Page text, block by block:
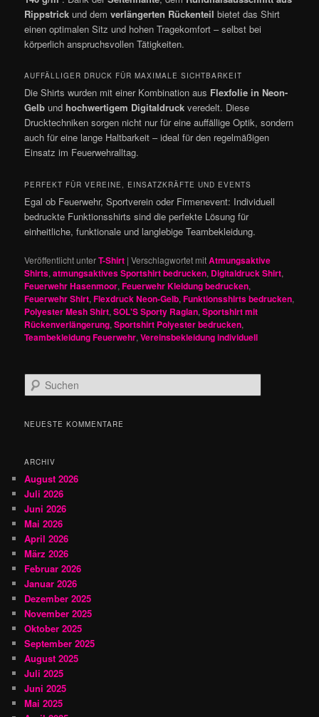
Rippstrick und demverlängerten Rückenteil bietet das Shirt
einen optimalen Sitz und hohen Tragekomfort – selbst bei
körperlich anspruchsvollen Tätigkeiten.
AUFFÄLLIGER DRUCK FÜR MAXIMALE SICHTBARKEIT
Die Shirts wurden mit einer Kombination aus Flexfolie in Neon-
Gelb und hochwertigem Digitaldruck veredelt. Diese
Drucktechniken sorgen nicht nur für eine auffällige Optik, sondern
auch für eine lange Haltbarkeit – ideal für den regelmäßigen
Einsatz im Feuerwehralltag.
PERFEKT FÜR VEREINE, EINSATZKRÄFTE UND EVENTS
Egal ob Feuerwehr, Sportverein oder Firmenevent: Individuell
bedruckte Funktionsshirts sind die perfekte Lösung für
einheitliche, funktionale und langlebige Teambekleidung.
Veröffentlicht unterT-Shirt |Verschlagwortet mitAtmungsaktive
Shirts,atmungsaktives Sportshirt bedrucken, Digitaldruck Shirt,
Feuerwehr Hasenmoor,Feuerwehr Kleidung bedrucken,
Feuerwehr Shirt,Flexdruck Neon-Gelb,Funktionsshirts bedrucken,
Polyester Mesh Shirt,SOL'S Sporty Raglan,Sportshirt mit
Rückenverlängerung,Sportshirt Polyester bedrucken,
Teambekleidung Feuerwehr,Vereinsbekleidung individuell
u
h
NEUESTE KOMMENTARE
ARCHIV
August 2026
Juli 2026
Juni 2026
Mai 2026
April 2026
März 2026
Februar 2026
Januar 2026
Dezember 2025
November 2025
Oktober 2025
September 2025
August 2025
Juli 2025
Juni 2025
Mai 2025